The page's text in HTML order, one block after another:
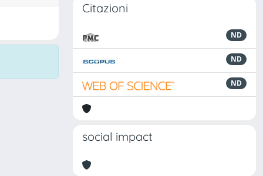
Citazioni
ND
ND
ND
social impact